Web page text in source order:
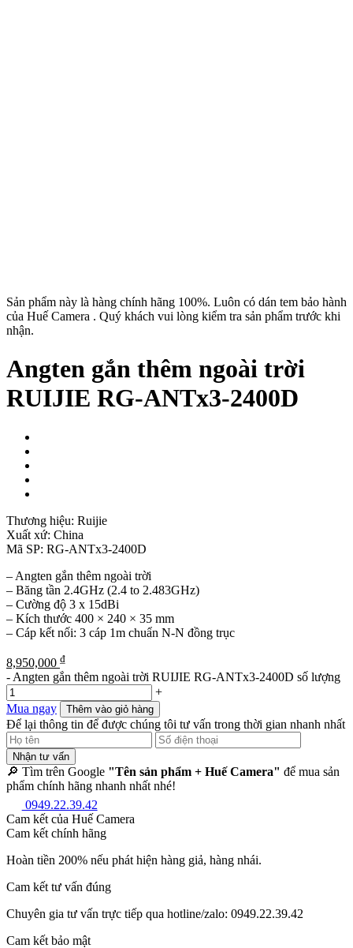
Sản phẩm này là hàng chính hãng 100%. Luôn có dán tem bảo hành
của Huế Camera . Quý khách vui lòng kiểm tra sản phẩm trước khi
nhận.
Angten gắn thêm ngoài trời
RUIJIE RG-ANTx3-2400D
Thương hiệu: Ruijie
Xuất xứ: China
Mã SP: RG-ANTx3-2400D
– Angten gắn thêm ngoài trời
– Băng tần 2.4GHz (2.4 to 2.483GHz)
– Cường độ 3 x 15dBi
– Kích thước 400 × 240 × 35 mm
– Cáp kết nối: 3 cáp 1m chuẩn N-N đồng trục
8,950,000 ₫
- Angten gắn thêm ngoài trời RUIJIE RG-ANTx3-2400D số lượng
+
Mua ngay
Thêm vào giỏ hàng
Để lại thông tin để được chúng tôi tư vấn trong thời gian nhanh nhất
Nhận tư vấn
🔎 Tìm trên Google "Tên sản phẩm + Huế Camera" để mua sản
phẩm chính hãng nhanh nhất nhé!
0949.22.39.42
Cam kết của Huế Camera
Cam kết chính hãng
Hoàn tiền 200% nếu phát hiện hàng giả, hàng nhái.
Cam kết tư vấn đúng
Chuyên gia tư vấn trực tiếp qua hotline/zalo: 0949.22.39.42
Cam kết bảo mật